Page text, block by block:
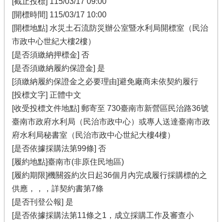
[開標時間] 115/03/17 10:00
[開標地點] 水災土石流防災辦公室暨水利局開標室（民治
市政中心世紀大樓2樓）
[是否須繳納押標金] 否
[是否須繳納履約保證金] 是
[須繳納履約保證金之必要理由]避免廠商未依契約履行
[投標文字] 正體中文
[收受投標文件地點] 郵寄至 730臺南市新營區民治路36號
臺南市政府水利局（民治市政中心）或專人送達臺南市政
府水利局秘書室（民治市政中心世紀大樓4樓）
[是否依據採購法第99條] 否
[履約地點]臺南市(非原住民地區)
[履約期限]機關簽約次日起36個月內完成履行採購標的之
供應，，，詳契約書第7條
[是否刊登公報] 是
[是否依據採購法第11條之1，成立採購工作及審查小